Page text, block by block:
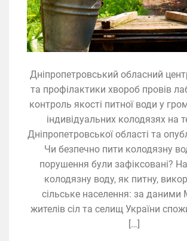
Дніпропетровський обласний
та профілактики хвороб провів
контроль якості питної води у
індивідуальних колодязях на
Дніпропетровської області та
Чи безпечно пити колодязну
порушення були зафіксовані?
колодязну воду, як питну,
сільське населення: за даними
жителів сіл та селищ України
[…]